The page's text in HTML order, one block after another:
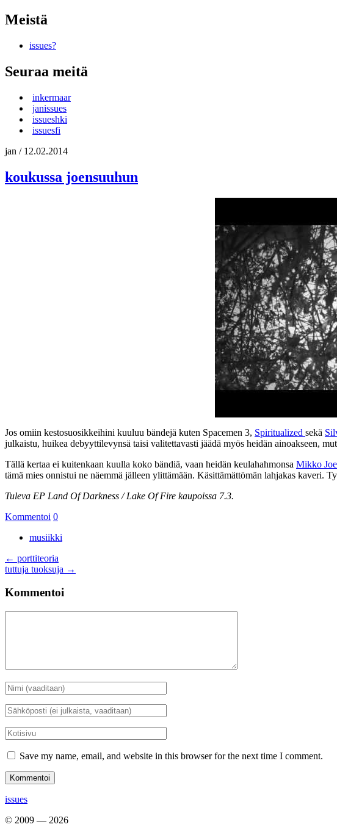
Meistä
issues?
Seuraa meitä
inkermaar
janissues
issueshki
issuesfi
jan / 12.02.2014
koukussa joensuuhun
Jos omiin kestosuosikkeihini kuuluu bändejä kuten Spacemen 3, Spiritualized sekä
julkaistu, huikea debyyttilevynsä taisi valitettavasti jäädä myös heidän ainoakseen,
Tällä kertaa ei kuitenkaan kuulla koko bändiä, vaan heidän keulahahmonsa Mikko
tämä mies onnistui ne näemmä jälleen ylittämään. Käsittämättömän lahjakas kaveri.
Tuleva EP Land Of Darkness / Lake Of Fire kaupoissa 7.3.
Kommentoi 0
musiikki
Artikkelien
selaus
← porttiteoria
tuttuja tuoksuja →
Kommentoi
Nimi
*
Sähköposti
*
Kotisivu
Save my name, email, and website in this browser for the next time I comment.
issues
© 2009 — 2026